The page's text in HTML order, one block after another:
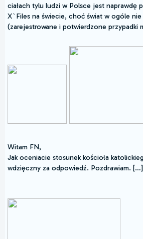
ciałach tylu ludzi w Polsce jest naprawdę
X`Files na świecie, choć świat w ogóle
(zarejestrowane i potwierdzone przypadki
Witam FN,
Jak oceniacie stosunek kościoła
wdzięczny za odpowiedź. Pozdrawiam. […]